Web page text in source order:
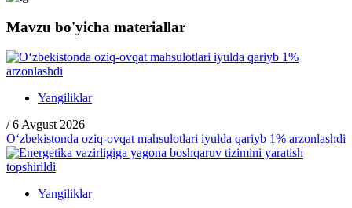
Mavzu bo'yicha materiallar
Yangiliklar
/ 6 Avgust 2026
O‘zbekistonda oziq-ovqat mahsulotlari iyulda qariyb 1% arzonlashdi
Yangiliklar